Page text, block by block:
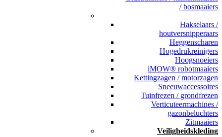
/ bosmaaiers
Hakselaars /
houtversnipperaars
Heggenscharen
Hogedrukreinigers
Hoogsnoeiers
iMOW® robotmaaiers
Kettingzagen / motorzagen
Sneeuwaccessoires
Tuinfrezen / grondfrezen
Verticuteermachines /
gazonbeluchters
Zitmaaiers
Veiligheidskleding